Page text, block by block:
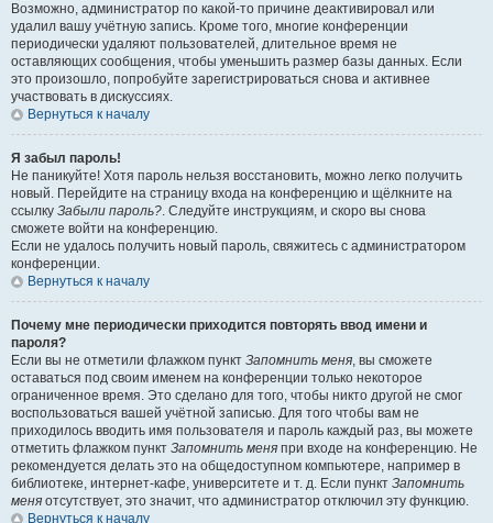
Возможно, администратор по какой-то причине деактивировал или
удалил вашу учётную запись. Кроме того, многие конференции
периодически удаляют пользователей, длительное время не
оставляющих сообщения, чтобы уменьшить размер базы данных. Если
это произошло, попробуйте зарегистрироваться снова и активнее
участвовать в дискуссиях.
Вернуться к началу
Я забыл пароль!
Не паникуйте! Хотя пароль нельзя восстановить, можно легко получить
новый. Перейдите на страницу входа на конференцию и щёлкните на
ссылку Забыли пароль?. Следуйте инструкциям, и скоро вы снова
сможете войти на конференцию.
Если не удалось получить новый пароль, свяжитесь с администратором
конференции.
Вернуться к началу
Почему мне периодически приходится повторять ввод имени и
пароля?
Если вы не отметили флажком пункт Запомнить меня, вы сможете
оставаться под своим именем на конференции только некоторое
ограниченное время. Это сделано для того, чтобы никто другой не смог
воспользоваться вашей учётной записью. Для того чтобы вам не
приходилось вводить имя пользователя и пароль каждый раз, вы можете
отметить флажком пункт Запомнить меня при входе на конференцию. Не
рекомендуется делать это на общедоступном компьютере, например в
библиотеке, интернет-кафе, университете и т. д. Если пункт Запомнить
меня отсутствует, это значит, что администратор отключил эту функцию.
Вернуться к началу